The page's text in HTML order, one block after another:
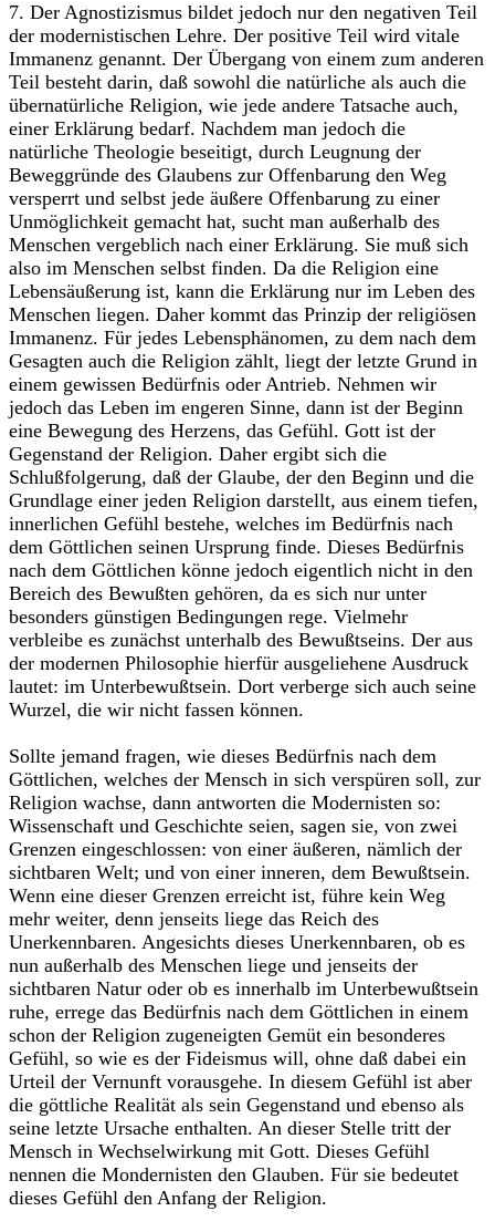
7. Der Agnostizismus bildet jedoch nur den negativen Teil
der modernistischen Lehre. Der positive Teil wird vitale
Immanenz genannt. Der Übergang von einem zum anderen
Teil besteht darin, daß sowohl die natürliche als auch die
übernatürliche Religion, wie jede andere Tatsache auch,
einer Erklärung bedarf. Nachdem man jedoch die
natürliche Theologie beseitigt, durch Leugnung der
Beweggründe des Glaubens zur Offenbarung den Weg
versperrt und selbst jede äußere Offenbarung zu einer
Unmöglichkeit gemacht hat, sucht man außerhalb des
Menschen vergeblich nach einer Erklärung. Sie muß sich
also im Menschen selbst finden. Da die Religion eine
Lebensäußerung ist, kann die Erklärung nur im Leben des
Menschen liegen. Daher kommt das Prinzip der religiösen
Immanenz. Für jedes Lebensphänomen, zu dem nach dem
Gesagten auch die Religion zählt, liegt der letzte Grund in
einem gewissen Bedürfnis oder Antrieb. Nehmen wir
jedoch das Leben im engeren Sinne, dann ist der Beginn
eine Bewegung des Herzens, das Gefühl. Gott ist der
Gegenstand der Religion. Daher ergibt sich die
Schlußfolgerung, daß der Glaube, der den Beginn und die
Grundlage einer jeden Religion darstellt, aus einem tiefen,
innerlichen Gefühl bestehe, welches im Bedürfnis nach
dem Göttlichen seinen Ursprung finde. Dieses Bedürfnis
nach dem Göttlichen könne jedoch eigentlich nicht in den
Bereich des Bewußten gehören, da es sich nur unter
besonders günstigen Bedingungen rege. Vielmehr
verbleibe es zunächst unterhalb des Bewußtseins. Der aus
der modernen Philosophie hierfür ausgeliehene Ausdruck
lautet: im Unterbewußtsein. Dort verberge sich auch seine
Wurzel, die wir nicht fassen können.
Sollte jemand fragen, wie dieses Bedürfnis nach dem
Göttlichen, welches der Mensch in sich verspüren soll, zur
Religion wachse, dann antworten die Modernisten so:
Wissenschaft und Geschichte seien, sagen sie, von zwei
Grenzen eingeschlossen: von einer äußeren, nämlich der
sichtbaren Welt; und von einer inneren, dem Bewußtsein.
Wenn eine dieser Grenzen erreicht ist, führe kein Weg
mehr weiter, denn jenseits liege das Reich des
Unerkennbaren. Angesichts dieses Unerkennbaren, ob es
nun außerhalb des Menschen liege und jenseits der
sichtbaren Natur oder ob es innerhalb im Unterbewußtsein
ruhe, errege das Bedürfnis nach dem Göttlichen in einem
schon der Religion zugeneigten Gemüt ein besonderes
Gefühl, so wie es der Fideismus will, ohne daß dabei ein
Urteil der Vernunft vorausgehe. In diesem Gefühl ist aber
die göttliche Realität als sein Gegenstand und ebenso als
seine letzte Ursache enthalten. An dieser Stelle tritt der
Mensch in Wechselwirkung mit Gott. Dieses Gefühl
nennen die Mondernisten den Glauben. Für sie bedeutet
dieses Gefühl den Anfang der Religion.